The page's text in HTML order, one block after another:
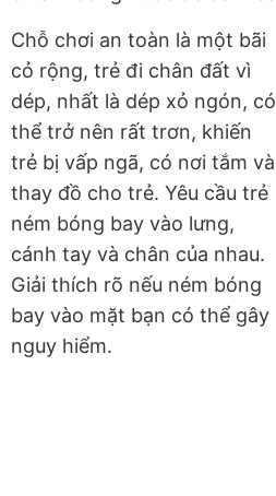
Chỗ chơi an toàn là một bãi
cỏ rộng, trẻ đi chân đất vì
dép, nhất là dép xỏ ngón, có
thể trở nên rất trơn, khiến
trẻ bị vấp ngã, có nơi tắm và
thay đồ cho trẻ. Yêu cầu trẻ
ném bóng bay vào lưng,
cánh tay và chân của nhau.
Giải thích rõ nếu ném bóng
bay vào mặt bạn có thể gây
nguy hiểm.